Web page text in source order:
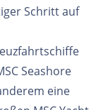
Schritt auf
Seashore
eine